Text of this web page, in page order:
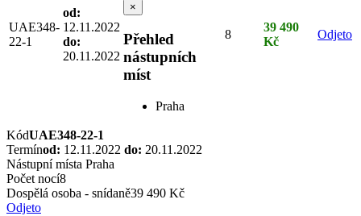
UAE348-
22-1
od:
12.11.2022
do:
20.11.2022
×
Přehled
nástupních
míst
Praha
8
39 490
Kč
Odjeto
KódUAE348-22-1
Termínod: 12.11.2022 do: 20.11.2022
Nástupní místa Praha
Počet nocí8
Dospělá osoba - snídaně39 490 Kč
Odjeto